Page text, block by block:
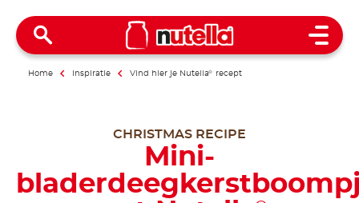
Open
Home Inspiratie Vind hier je Nutella® recept
CHRISTMAS RECIPE
Mini-